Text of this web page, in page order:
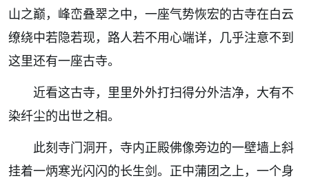
山之巅，峰峦叠翠之中， 一座气势恢宏的古寺在白云
缭绕中若隐若现，路人若不用心端详， 几乎注意不到
这里还有一座古寺。
近看这古寺，里里外外打扫得分外洁净，大有不
染纤尘的出世之相。
此刻寺门洞开，寺内正殿佛像旁边的一壁墙上斜
挂着一炳寒光闪闪的长生剑。正中蒲团之上，一个身